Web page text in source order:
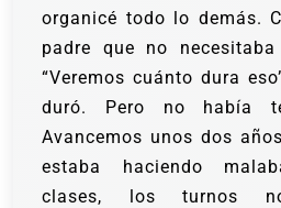
organicé todo lo demás.
padre que no
“Veremos cuánto dura
duró. Pero no había
Avancemos unos dos
estaba haciendo
clases, los turnos